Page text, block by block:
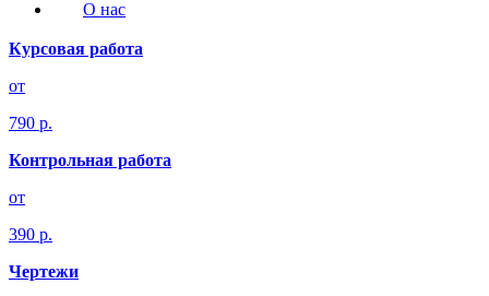
О нас
Курсовая работа
от
790 р.
Контрольная работа
от
390 р.
Чертежи